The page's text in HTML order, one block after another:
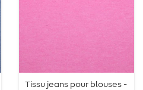
Tissu jeans pour blouses -